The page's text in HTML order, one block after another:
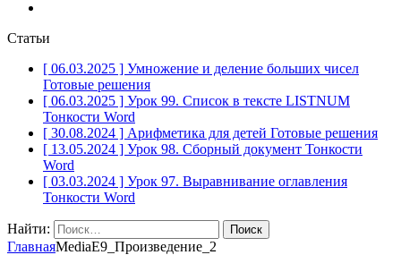
Статьи
[ 06.03.2025 ] Умножение и деление больших чисел
Готовые решения
[ 06.03.2025 ] Урок 99. Список в тексте LISTNUM
Тонкости Word
[ 30.08.2024 ] Арифметика для детей Готовые решения
[ 13.05.2024 ] Урок 98. Сборный документ Тонкости
Word
[ 03.03.2024 ] Урок 97. Выравнивание оглавления
Тонкости Word
Найти:
ГлавнаяMediaЕ9_Произведение_2